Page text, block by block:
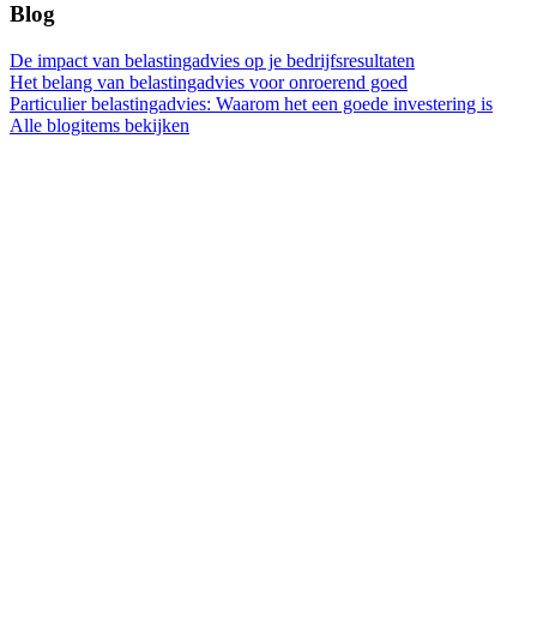
Blog
De impact van belastingadvies op je bedrijfsresultaten
Het belang van belastingadvies voor onroerend goed
Particulier belastingadvies: Waarom het een goede investering is
Alle blogitems bekijken